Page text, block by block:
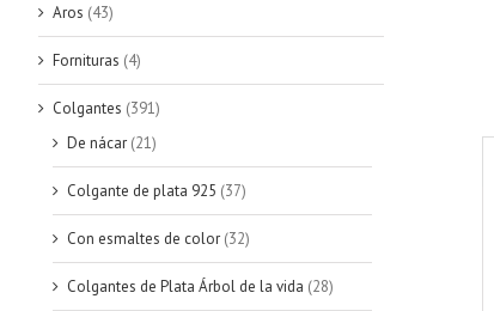
Aros (43)
Fornituras (4)
Colgantes (391)
De nácar (21)
Colgante de plata 925 (37)
Con esmaltes de color (32)
Colgantes de Plata Árbol de la vida (28)